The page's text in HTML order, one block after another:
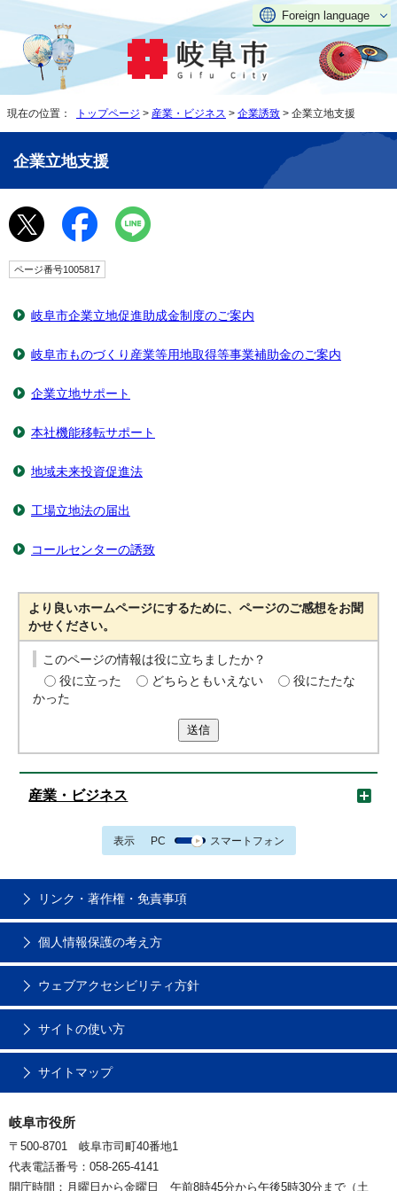
Foreign language
現在の位置： トップページ > 産業・ビジネス > 企業誘致 > 企業立地支援
企業立地支援
ページ番号1005817
岐阜市企業立地促進助成金制度のご案内
岐阜市ものづくり産業等用地取得等事業補助金のご案内
企業立地サポート
本社機能移転サポート
地域未来投資促進法
工場立地法の届出
コールセンターの誘致
より良いホームページにするために、ページのご感想をお聞
かせください。
このページの情報は役に立ちましたか？
役に立った
どちらともいえない
役にたたな
かった
送信
産業・ビジネス
表示 PC スマートフォン
リンク・著作権・免責事項
個人情報保護の考え方
ウェブアクセシビリティ方針
サイトの使い方
サイトマップ
岐阜市役所
〒500-8701 岐阜市司町40番地1
代表電話番号：058-265-4141
開庁時間：月曜日から金曜日 午前8時45分から午後5時30分まで（土